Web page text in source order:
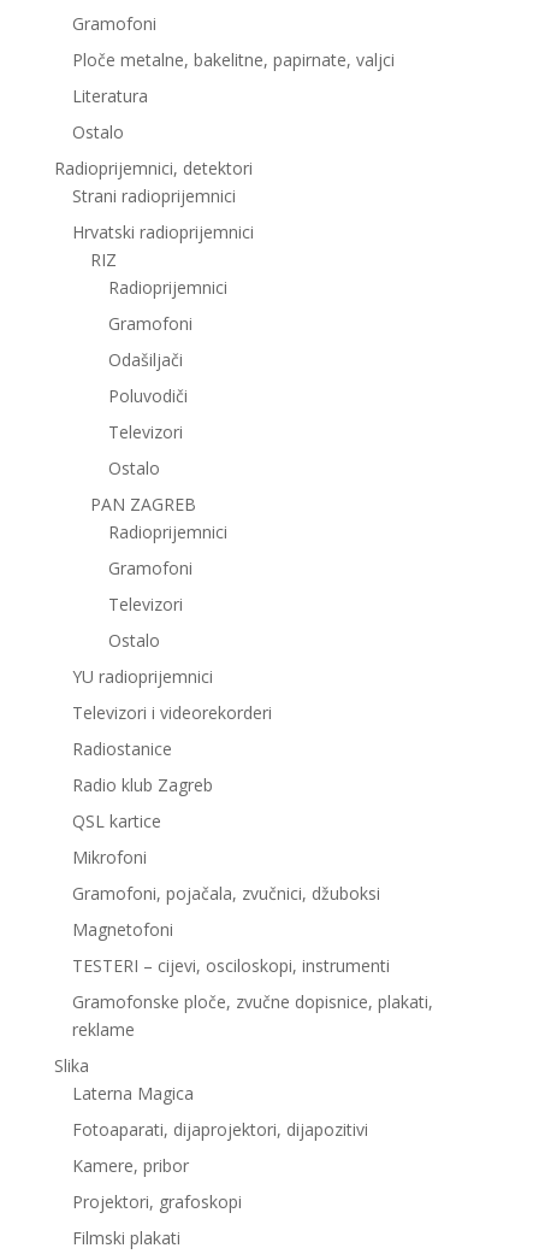
Gramofoni
Ploče metalne, bakelitne, papirnate, valjci
Literatura
Ostalo
Radioprijemnici, detektori
Strani radioprijemnici
Hrvatski radioprijemnici
RIZ
Radioprijemnici
Gramofoni
Odašiljači
Poluvodiči
Televizori
Ostalo
PAN ZAGREB
Radioprijemnici
Gramofoni
Televizori
Ostalo
YU radioprijemnici
Televizori i videorekorderi
Radiostanice
Radio klub Zagreb
QSL kartice
Mikrofoni
Gramofoni, pojačala, zvučnici, džuboksi
Magnetofoni
TESTERI – cijevi, osciloskopi, instrumenti
Gramofonske ploče, zvučne dopisnice, plakati,
reklame
Slika
Laterna Magica
Fotoaparati, dijaprojektori, dijapozitivi
Kamere, pribor
Projektori, grafoskopi
Filmski plakati